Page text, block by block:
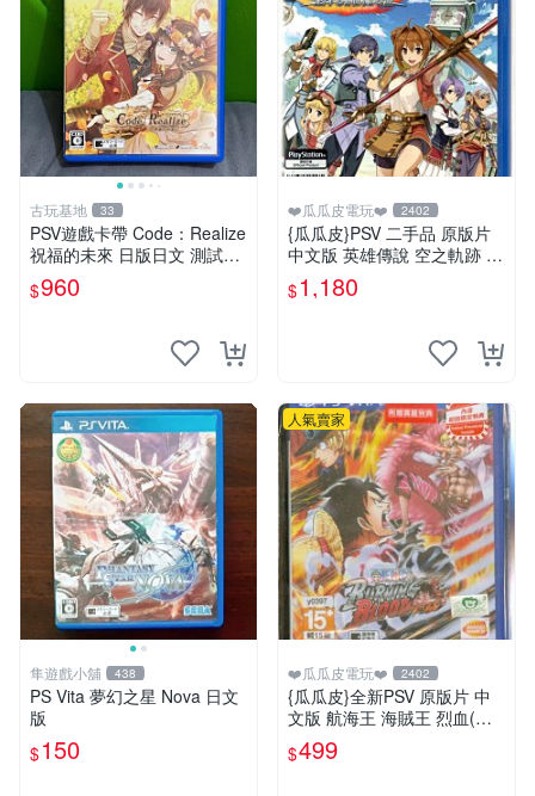
古玩基地 33
PSV遊戲卡帶 Code：Realize
祝福的未來 日版日文 測試正
常適合收藏 成色如圖 過去久
遠使用痕跡 游戲機玩古早遊
$960
❤️瓜瓜皮電玩❤️ 2402
{瓜瓜皮}PSV 二手品 原版片
中文版 英雄傳說 空之軌跡 F
C Evolution(遊戲都有回收)
$1,180
隼遊戲小舖 438
PS Vita 夢幻之星 Nova 日文
版
$150
人氣賣家
❤️瓜瓜皮電玩❤️ 2402
{瓜瓜皮}全新PSV 原版片 中
文版 航海王 海賊王 烈血(內
附初回特點-不清楚有沒有過
期)(遊戲都有回收)
$499